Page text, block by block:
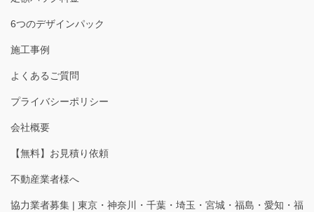
6つのデザインパック
施工事例
よくあるご質問
プライバシーポリシー
会社概要
【無料】お見積り依頼
不動産業者様へ
協力業者募集 | 東京・神奈川・千葉・埼玉・宮城・福島・愛知・福